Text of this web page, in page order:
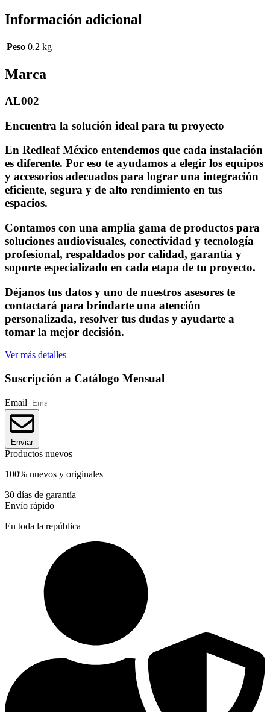
Información adicional
Peso 0.2 kg
Marca
AL002
Encuentra la solución ideal para tu proyecto
En Redleaf México entendemos que cada instalación
es diferente. Por eso te ayudamos a elegir los equipos
y accesorios adecuados para lograr una integración
eficiente, segura y de alto rendimiento en tus
espacios.
Contamos con una amplia gama de productos para
soluciones audiovisuales, conectividad y tecnología
profesional, respaldados por calidad, garantía y
soporte especializado en cada etapa de tu proyecto.
Déjanos tus datos y uno de nuestros asesores te
contactará para brindarte una atención
personalizada, resolver tus dudas y ayudarte a
tomar la mejor decisión.
Ver más detalles
Suscripción a Catálogo Mensual
Email
Enviar
Productos nuevos
100% nuevos y originales
30 días de garantía
Envío rápido
En toda la república